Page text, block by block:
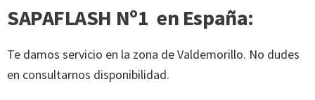
SAPAFLASH Nº1 en España:
Te damos servicio en la zona de Valdemorillo. No dudes
en consultarnos disponibilidad.